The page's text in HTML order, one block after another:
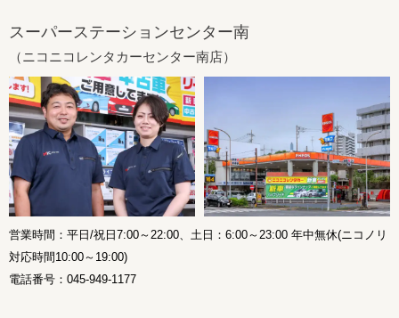
スーパーステーションセンター南
（ニコニコレンタカーセンター南店）
営業時間：平日/祝日7:00～22:00、土日：6:00～23:00 年中無休(ニコノリ
対応時間10:00～19:00)
電話番号：045-949-1177